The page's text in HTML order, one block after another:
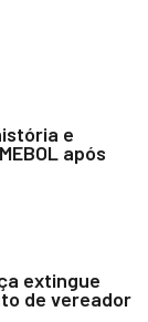
e
após
extingue
de vereador